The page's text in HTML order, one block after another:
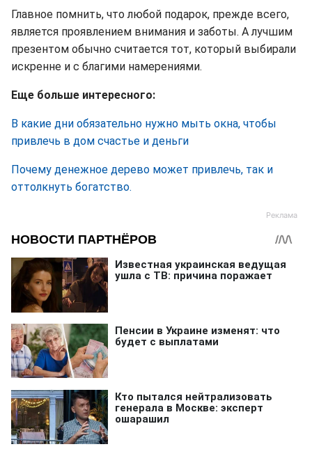
Главное помнить, что любой подарок, прежде всего,
является проявлением внимания и заботы. А лучшим
презентом обычно считается тот, который выбирали
искренне и с благими намерениями.
Еще больше интересного:
В какие дни обязательно нужно мыть окна, чтобы
привлечь в дом счастье и деньги
Почему денежное дерево может привлечь, так и
оттолкнуть богатство.